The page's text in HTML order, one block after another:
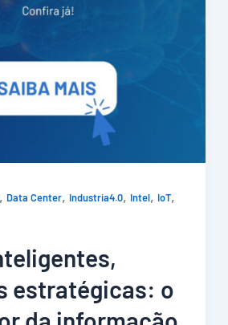
Data Center, Industria4.0, Intel, IoT,
estratégicas: o